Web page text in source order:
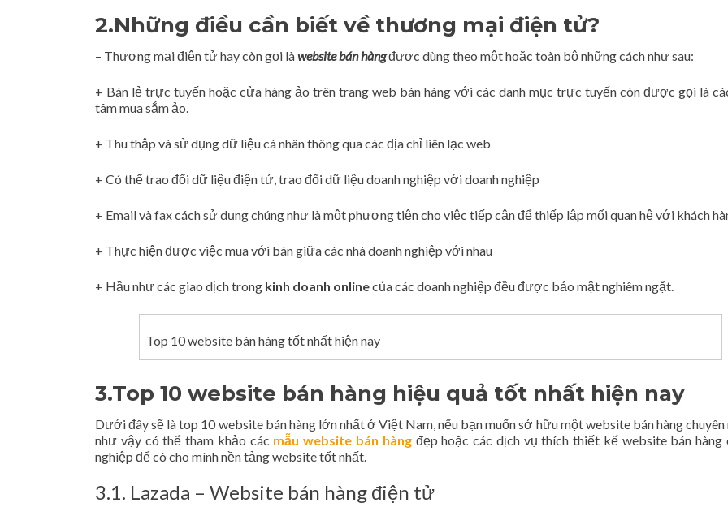
2.Những điều cần biết về thương mại điện tử?
– Thương mại điện tử hay còn gọi làwebsite bán hàngđược dùng theo một hoặc toàn bộ những cách như sau:
+ Bán lẻ trực tuyến hoặc cửa hàng ảo trên trang web bán hàng với các danh mục trực tuyến còn được gọi là
tâm mua sắm ảo.
+ Thu thập và sử dụng dữ liệu cá nhân thông qua các địa chỉ liên lạc web
+ Có thể trao đổi dữ liệu điện tử, trao đổi dữ liệu doanh nghiệp với doanh nghiệp
+ Email và fax cách sử dụng chúng như là một phương tiện cho việc tiếp cận để thiếp lập mối quan hệ với khách
+ Thực hiện được việc mua với bán giữa các nhà doanh nghiệp với nhau
+ Hầu như các giao dịch trong kinh doanh onlinecủa các doanh nghiệp đều được bảo mật nghiêm ngặt.
Top 10 website bán hàng tốt nhất hiện nay
3.Top 10 website bán hàng hiệu quả tốt nhất hiện nay
Dưới đây sẽ là top 10 website bán hàng lớn nhất ở Việt Nam, nếu bạn muốn sở hữu một website bán hàng chuyên
như vậy có thể tham khảo các mẫu website bán hàngđẹp hoặc các dịch vụ thích thiết kế website bán hàng
nghiệp để có cho mình nền tảng website tốt nhất.
3.1. Lazada – Website bán hàng điện tử